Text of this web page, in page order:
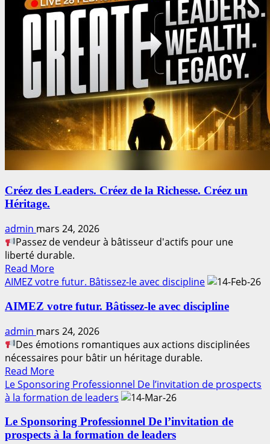
Créez des Leaders. Créez de la Richesse. Créez un
Héritage.
admin mars 24, 2026
Passez de vendeur à bâtisseur d'actifs pour une
liberté durable.
Read MoreRead
more
Créez
Leaders.
Créez
de
la
Richesse.
Créez
un
Héritage.
AIMEZ votre futur. Bâtissez-le avec discipline
AIMEZ votre futur. Bâtissez-le avec discipline
admin mars 24, 2026
Des émotions romantiques aux actions disciplinées
nécessaires pour bâtir un héritage durable.
Read MoreRead
more
about
votre
futur.
Le Sponsoring Professionnel De l’invitation de prospects
à la formation de leaders
Le Sponsoring Professionnel De l’invitation de
prospects à la formation de leaders